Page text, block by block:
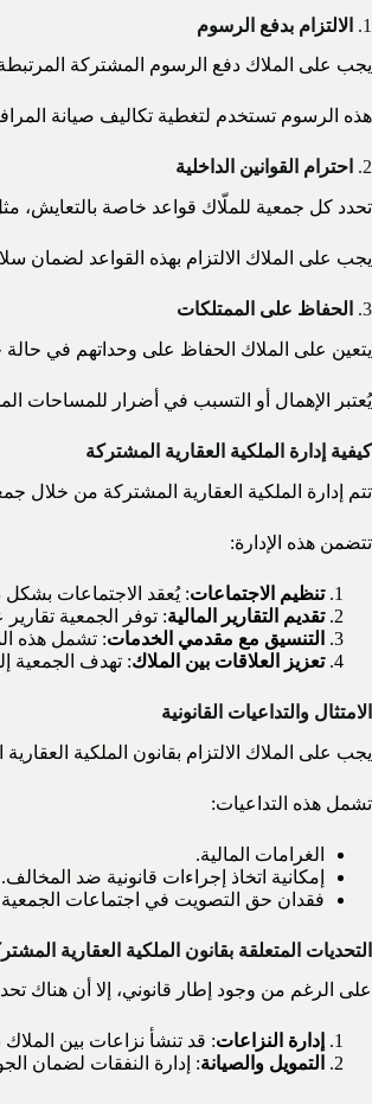
1.
الالتزام بدفع الرسوم
يجب على الملاك دفع الرسوم المشتركة المرتبطة
هذه الرسوم تستخدم لتغطية تكاليف صيانة
2.
احترام القوانين الداخلية
تحدد كل جمعية للملّاك قواعد خاصة بالتعايش،
يجب على الملاك الالتزام بهذه القواعد لضمان
3.
الحفاظ على الممتلكات
يتعين على الملاك الحفاظ على وحداتهم في حالة
يُعتبر الإهمال أو التسبب في أضرار للمساحات
كيفية إدارة الملكية العقارية المشتركة
تتم إدارة الملكية العقارية المشتركة من خلال
تتضمن هذه الإدارة:
تنظيم الاجتماعات: يُعقد الاجتماعات بشكل
تقديم التقارير المالية: توفر الجمعية
التنسيق مع مقدمي الخدمات: تشمل هذه
تعزيز العلاقات بين الملاك: تهدف الجمعية
الامتثال والتداعيات القانونية
يجب على الملاك الالتزام بقانون الملكية
تشمل هذه التداعيات:
الغرامات المالية.
إمكانية اتخاذ إجراءات قانونية ضد المخالف.
فقدان حق التصويت في اجتماعات الجمعية
التحديات المتعلقة بقانون الملكية العقارية
على الرغم من وجود إطار قانوني، إلا أن هناك
إدارة النزاعات: قد تنشأ نزاعات بين
التمويل والصيانة: إدارة النفقات لضمان